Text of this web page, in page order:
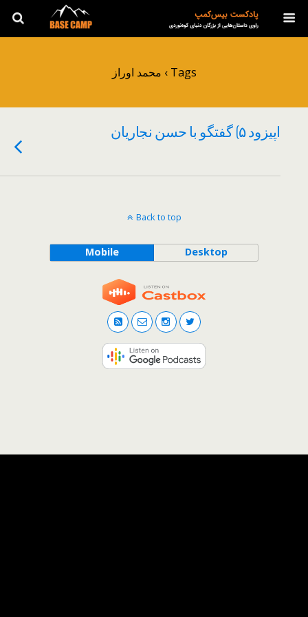
Tags › محمد اوراز
اپیزود ۵) گفتگو با حسن نجاریان
Back to top
Mobile Desktop